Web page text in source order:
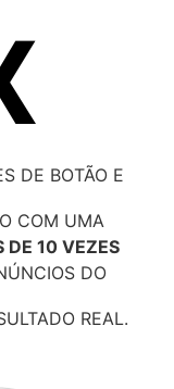
DE BOTÃO E
COM UMA
DE 10 VEZES
DO
REAL.